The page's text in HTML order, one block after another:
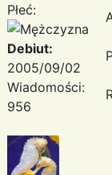
Płeć:
Debiut:
2005/09/02
Wiadomości:
956